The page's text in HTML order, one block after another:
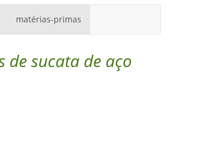
matérias-primas
de sucata de aço